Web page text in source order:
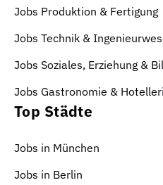
Jobs Produktion & Fertigung
Jobs Technik &
Jobs Soziales, Erziehung &
Jobs Gastronomie &
Top Städte
Jobs in München
Jobs in Berlin